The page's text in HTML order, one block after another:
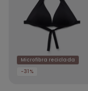
Microfibra reciclada
-31%